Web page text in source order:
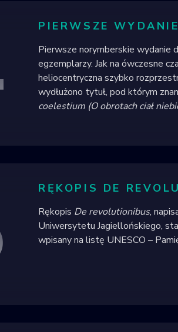
PIERWSZE
Pierwsze norymberskie wydanie
egzemplarzy. Jak na ówczesne
heliocentryczna szybko
wydłużono tytuł, pod którym
coelestium (O obrotach ciał
RĘKOPIS DE
Rękopis De revolutionibus,
Uniwersytetu Jagiellońskiego,
wpisany na listę UNESCO –